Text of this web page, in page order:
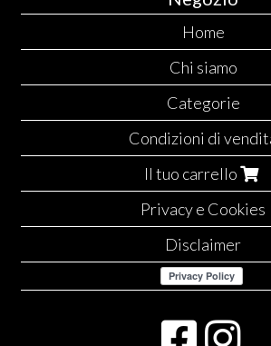
Home
Chi siamo
Categorie
Condizioni di
Il tuo carrello
Privacy e Cookies
Disclaimer